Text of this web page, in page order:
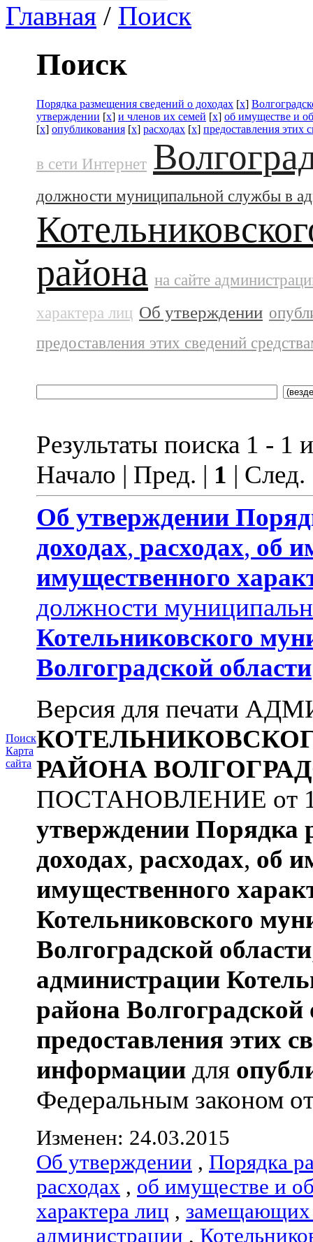
Главная / Поиск
Поиск
Карта
сайта
Поиск
Порядка размещения сведений о доходах [x]
утверждении [x] и членов их семей [x] об имуществе и
[x] опубликования [x] расходах [x] предоставления этих
в сети Интернет
должности муниципальной службы в
района на сайте
характера лиц Об утверждении
предоставления этих сведений
Результаты поиска 1 - 1
Начало | Пред. | 1 |
Об утверждении
доходах, расходах, об
имущественного
должности
Котельниковского
Волгоградской области
Версия для печати
РАЙОНА
ПОСТАНОВЛЕНИЕ от
утверждении Порядка
доходах, расходах, об
имущественного
Котельниковского
Волгоградской области
администрации
района Волгоградской
предоставления этих
информации для
Федеральным законом
Изменен: 24.03.2015
Об утверждении , Порядка
расходах , об имуществе и
характера лиц , замещающих
администрации ,